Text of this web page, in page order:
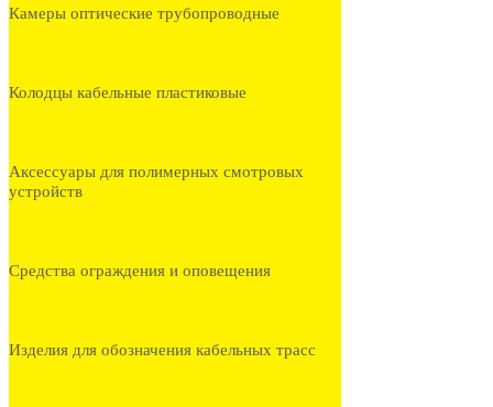
Камеры оптические трубопроводные
Колодцы кабельные пластиковые
Аксессуары для полимерных смотровых
устройств
Средства ограждения и оповещения
Изделия для обозначения кабельных трасс